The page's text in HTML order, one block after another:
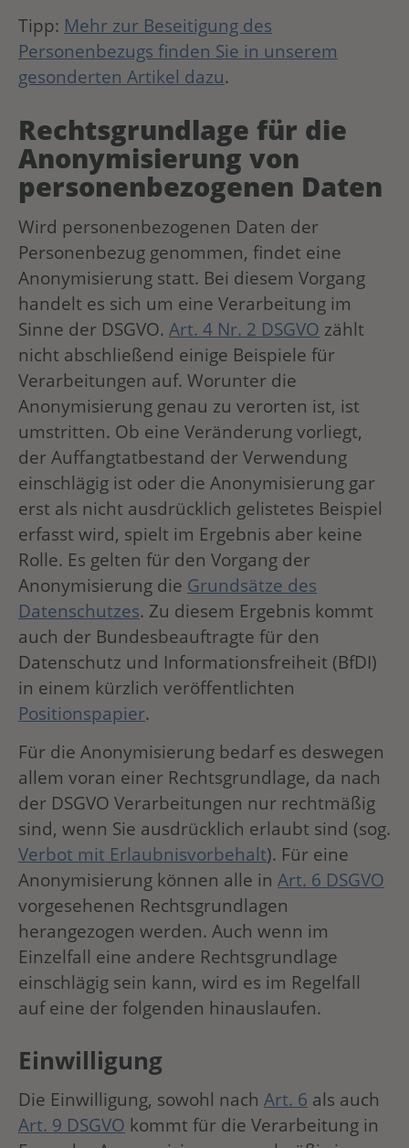
Tipp: Mehr zur Beseitigung des
Personenbezugs finden Sie in unserem
gesonderten Artikel dazu.
Rechtsgrundlage für die
Anonymisierung von
personenbezogenen Daten
Wird personenbezogenen Daten der
Personenbezug genommen, findet eine
Anonymisierung statt. Bei diesem Vorgang
handelt es sich um eine Verarbeitung im
Sinne der DSGVO. Art. 4 Nr. 2 DSGVO zählt
nicht abschließend einige Beispiele für
Verarbeitungen auf. Worunter die
Anonymisierung genau zu verorten ist, ist
umstritten. Ob eine Veränderung vorliegt,
der Auffangtatbestand der Verwendung
einschlägig ist oder die Anonymisierung gar
erst als nicht ausdrücklich gelistetes Beispiel
erfasst wird, spielt im Ergebnis aber keine
Rolle. Es gelten für den Vorgang der
Anonymisierung die Grundsätze des
Datenschutzes. Zu diesem Ergebnis kommt
auch der Bundesbeauftragte für den
Datenschutz und Informationsfreiheit (BfDI)
in einem kürzlich veröffentlichten
Positionspapier.
Für die Anonymisierung bedarf es deswegen
allem voran einer Rechtsgrundlage, da nach
der DSGVO Verarbeitungen nur rechtmäßig
sind, wenn Sie ausdrücklich erlaubt sind (sog.
Verbot mit Erlaubnisvorbehalt). Für eine
Anonymisierung können alle in Art. 6 DSGVO
vorgesehenen Rechtsgrundlagen
herangezogen werden. Auch wenn im
Einzelfall eine andere Rechtsgrundlage
einschlägig sein kann, wird es im Regelfall
auf eine der folgenden hinauslaufen.
Einwilligung
Die Einwilligung, sowohl nach Art. 6 als auch
Art. 9 DSGVO kommt für die Verarbeitung in